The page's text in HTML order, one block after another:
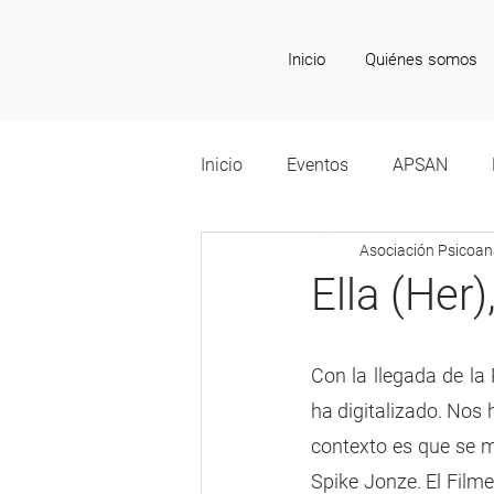
Inicio Quiénes somos
Inicio Eventos APSAN
Recomendaciones Culturales
Ella
Asociación
Con la llegada de
ha digitalizado. Nos
contexto es que se
Spike Jonze. El